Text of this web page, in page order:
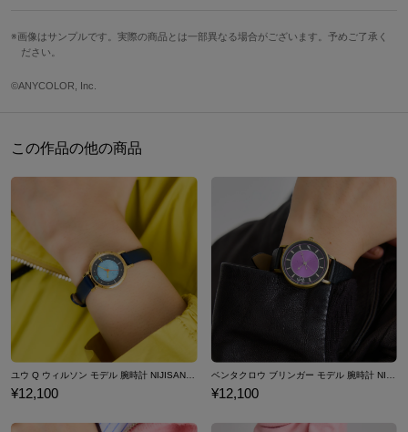
フロントには炎のデザインを型押しで大胆に配置。
独立したファスナー付き小銭入れで、現金を持ち歩く派の方も安心
内装は、SuperGroupiesコラボのためのオリジナルテキスタイル。
バナナや衣装の装飾、「eyyyyyyy」の文字などをポップに描き起こ
しました。
気分がアガること間違いなし！
二つ折り財布ながら収納力が頼もしいウォレットです。
原産国／ 中国
素材／ 合成皮革、ポリエステル、銅、亜鉛合金
約11cm
画像はサンプルです。実際の商品とは一部異なる場合がございます。予めご了承く
ださい。
©ANYCOLOR, Inc.
この作品の他の商品
¥12,100 ¥12,100